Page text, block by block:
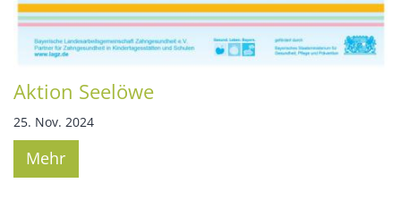
Aktion Seelöwe
25. Nov. 2024
Mehr